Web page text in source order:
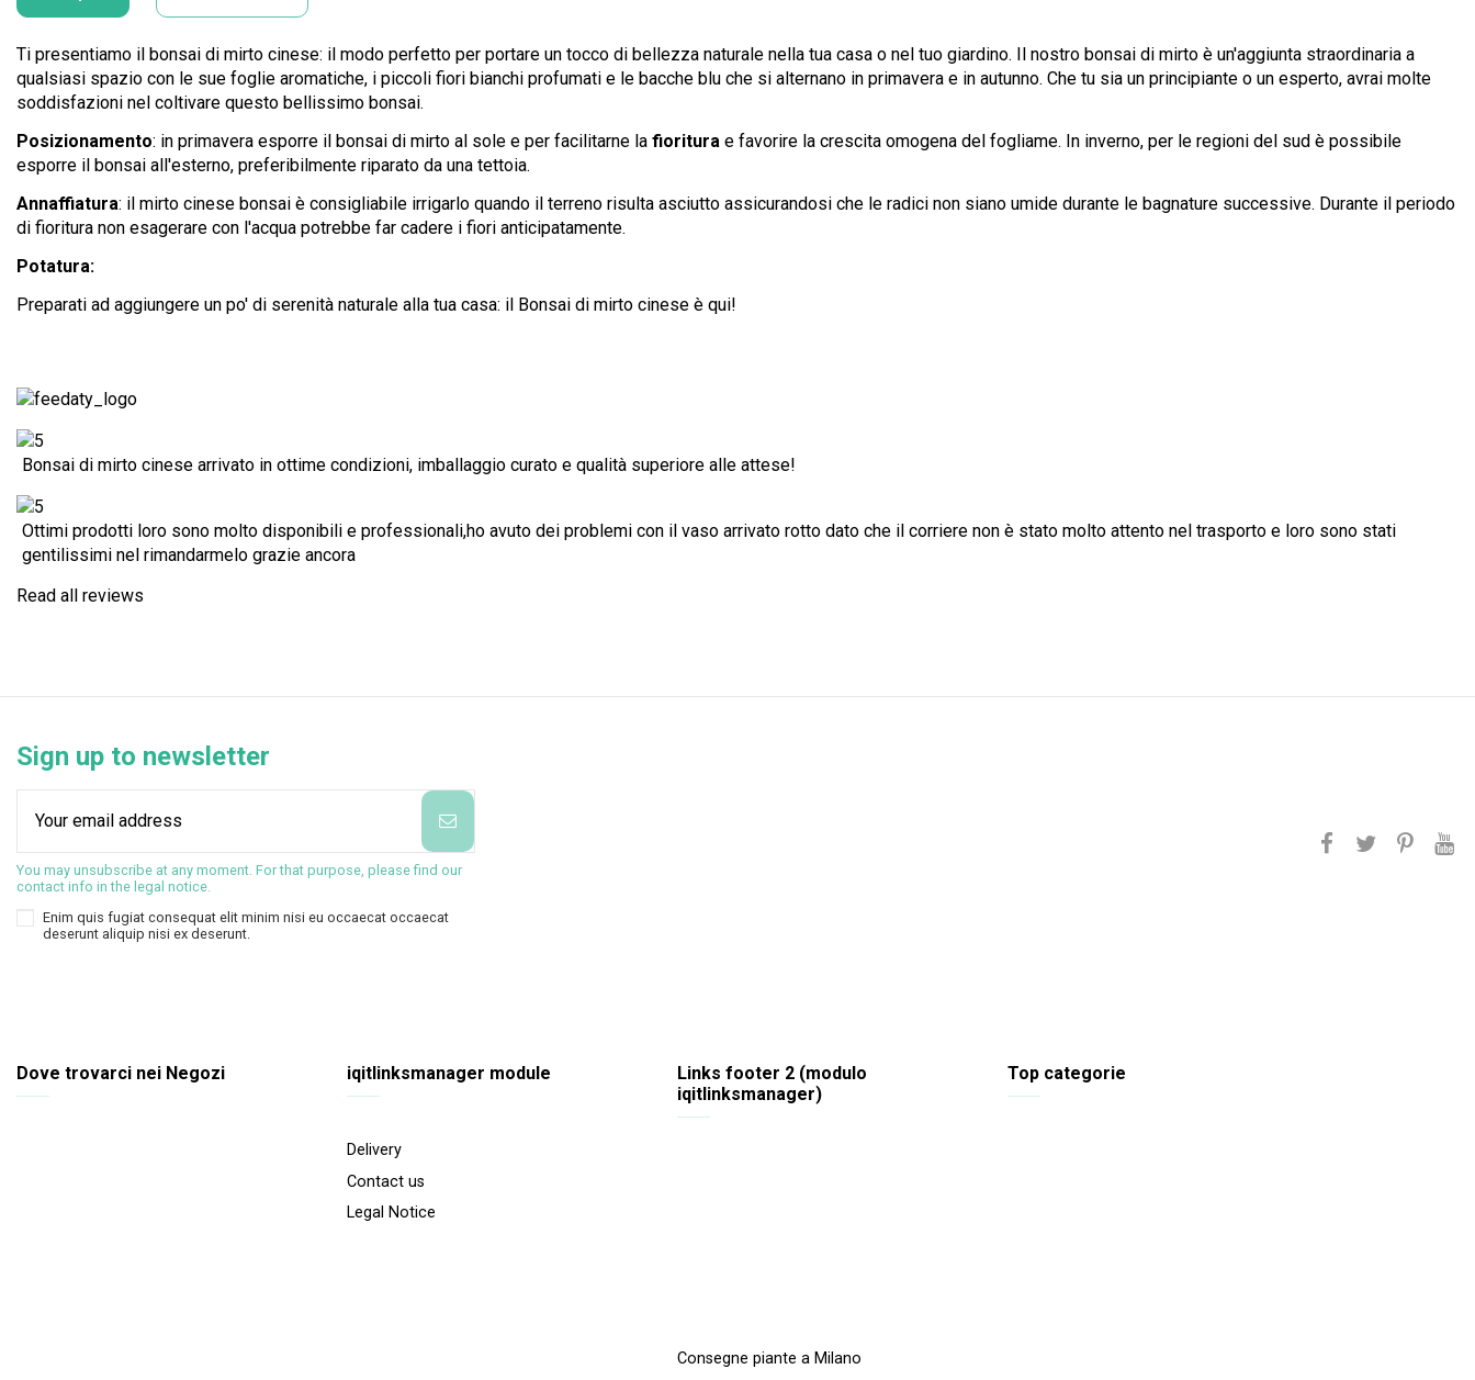
Ti presentiamo il bonsai di mirto cinese: il modo perfetto per portare un tocco di bellezza naturale nella tua casa o nel tuo giardino. Il nostro bonsai di mirto è un'aggiunta straordinaria a
qualsiasi spazio con le sue foglie aromatiche, i piccoli fiori bianchi profumati e le bacche blu che si alternano in primavera e in autunno. Che tu sia un principiante o un esperto, avrai molte
soddisfazioni nel coltivare questo bellissimo bonsai.
Posizionamento: in primavera esporre il bonsai di mirto al sole e per facilitarne la fioritura e favorire la crescita omogena del fogliame. In inverno, per le regioni del sud è possibile
esporre il bonsai all'esterno, preferibilmente riparato da una tettoia.
Annaffiatura: il mirto cinese bonsai è consigliabile irrigarlo quando il terreno risulta asciutto assicurandosi che le radici non siano umide durante le bagnature successive. Durante il periodo
di fioritura non esagerare con l'acqua potrebbe far cadere i fiori anticipatamente.
Potatura:
Preparati ad aggiungere un po' di serenità naturale alla tua casa: il Bonsai di mirto cinese è qui!
Bonsai di mirto cinese arrivato in ottime condizioni, imballaggio curato e qualità superiore alle attese!
Ottimi prodotti loro sono molto disponibili e professionali,ho avuto dei problemi con il vaso arrivato rotto dato che il corriere non è stato molto attento nel trasporto e loro sono stati
gentilissimi nel rimandarmelo grazie ancora
Read all reviews
Sign up to newsletter
You may unsubscribe at any moment. For that purpose, please find our
contact info in the legal notice.
Enim quis fugiat consequat elit minim nisi eu occaecat occaecat
deserunt aliquip nisi ex deserunt.
Dove trovarci nei Negozi iqitlinksmanager module
Delivery
Contact us
Legal Notice
Links footer 2 (modulo
iqitlinksmanager)
Consegne piante a Milano
Top categorie